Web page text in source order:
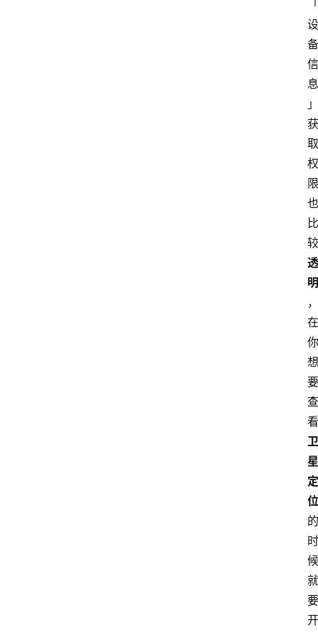
「
设
备
信
息
」
获
取
权
限
也
比
较
透
明
，
在
你
想
要
查
看
卫
星
定
位
的
时
候
就
要
开